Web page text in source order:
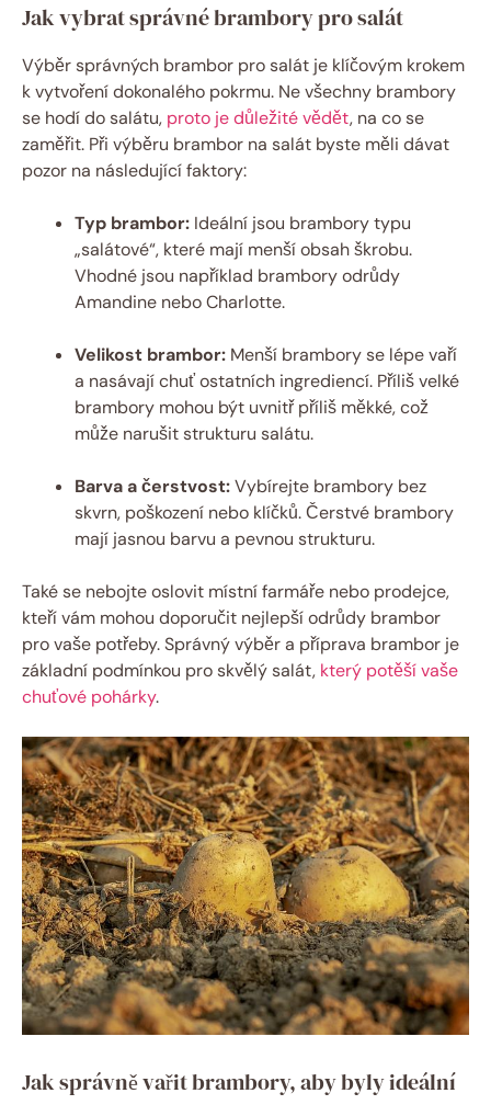
Jak vybrat správné brambory pro salát
Výběr správných brambor pro salát je klíčovým krokem
k vytvoření dokonalého pokrmu. Ne všechny brambory
se hodí do salátu, proto je důležité vědět, na co se
zaměřit. Při výběru brambor na salát byste měli dávat
pozor na následující faktory:
Typ brambor: Ideální jsou brambory typu
„salátové“, které mají menší obsah škrobu.
Vhodné jsou například brambory odrůdy
Amandine nebo Charlotte.
Velikost brambor: Menší brambory se lépe vaří
a nasávají chuť ostatních ingrediencí. Příliš velké
brambory mohou být uvnitř příliš měkké, což
může narušit strukturu salátu.
Barva a čerstvost:Vybírejte brambory bez
skvrn, poškození nebo klíčků. Čerstvé brambory
mají jasnou barvu a pevnou strukturu.
Také se nebojte oslovit místní farmáře nebo prodejce,
kteří vám mohou doporučit nejlepší odrůdy brambor
pro vaše potřeby. Správný výběr a příprava brambor je
základní podmínkou pro skvělý salát, který potěší vaše
chuťové pohárky.
Jak správně vařit brambory, aby byly ideální